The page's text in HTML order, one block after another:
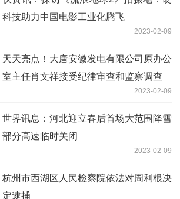
科技助力中国电影工业化腾飞
2023-02-09
天天亮点！大唐安徽发电有限公司原办公
室主任肖文祥接受纪律审查和监察调查
2023-02-09
世界讯息：河北迎立春后首场大范围降雪
部分高速临时关闭
2023-02-09
杭州市西湖区人民检察院依法对周利根决
定逮捕